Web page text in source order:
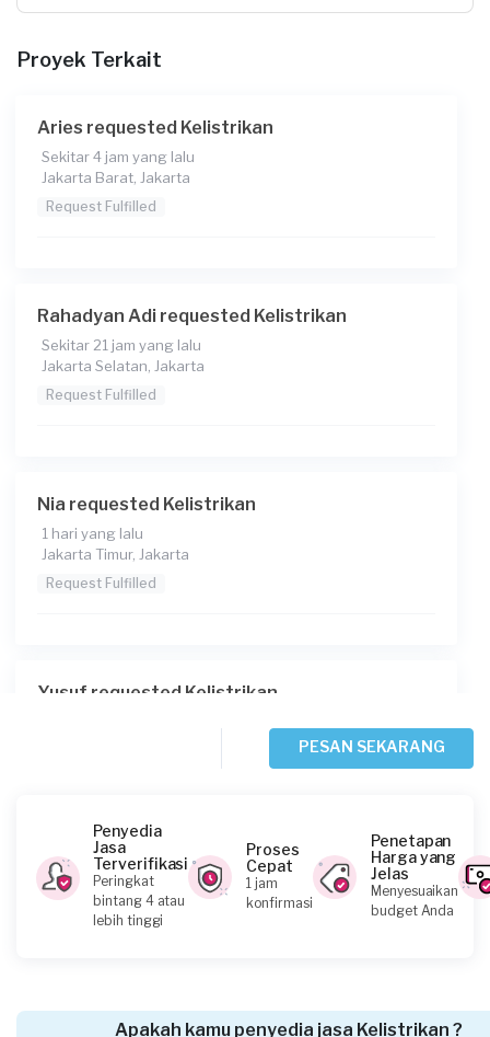
Proyek Terkait
Aries requested Kelistrikan
Sekitar 4 jam yang lalu
Jakarta Barat, Jakarta
Request Fulfilled
Rahadyan Adi requested Kelistrikan
Sekitar 21 jam yang lalu
Jakarta Selatan, Jakarta
Request Fulfilled
Nia requested Kelistrikan
1 hari yang lalu
Jakarta Timur, Jakarta
Request Fulfilled
Yusuf requested Kelistrikan
Astrid Angelia requested Kelistrikan
2 hari yang lalu
Jakarta Barat, Jakarta
PESAN SEKARANG
Penyedia
Jasa
Terverifikasi
Peringkat
bintang 4 atau
lebih tinggi
Proses
Cepat
1 jam
konfirmasi
Penetapan
Harga yang
Jelas
Menyesuaikan
budget Anda
Apakah kamu penyedia jasa Kelistrikan ?